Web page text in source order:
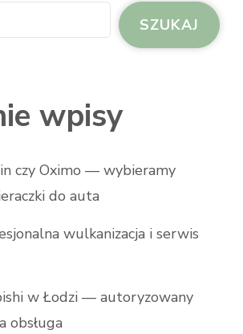
SZUKAJ
wpisy
czy Oximo — wybieramy
do auta
wulkanizacja i serwis
w Łodzi — autoryzowany
obsługa